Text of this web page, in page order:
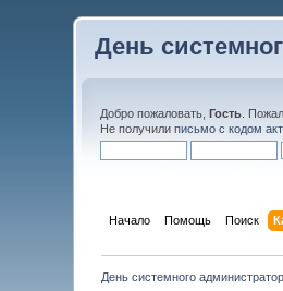
День
Добро пожаловать,Гость .
Не получилиписьмо с кодом
Начало Помощь Поиск
День системного